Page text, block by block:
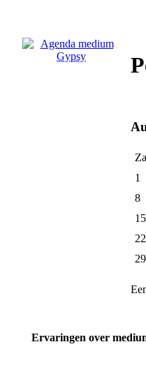
1
8
15
22
29
Ervaringen over